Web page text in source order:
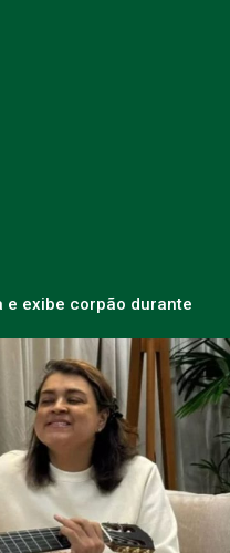
e exibe corpão durante